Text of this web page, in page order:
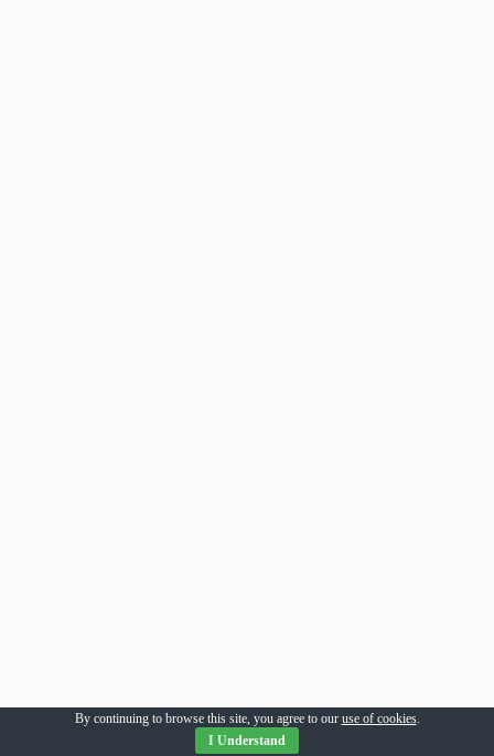
By continuing to browse this site, you agree to our use of cookies.
I Understand